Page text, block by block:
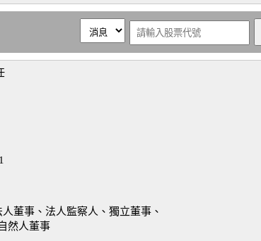
董事、法人監察人、獨立董事、
然人董事